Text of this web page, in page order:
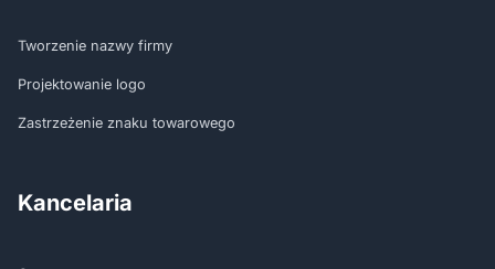
Tworzenie nazwy firmy
Projektowanie logo
Zastrzeżenie znaku towarowego
Kancelaria